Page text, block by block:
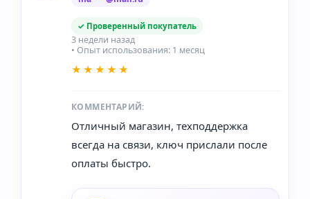
✓ Проверенный покупатель
3 недели назад
• Опыт использования: 1 месяц
★★★★★
КОММЕНТАРИЙ:
Отличный магазин, техподдержка
всегда на связи, ключ прислали после
оплаты быстро.